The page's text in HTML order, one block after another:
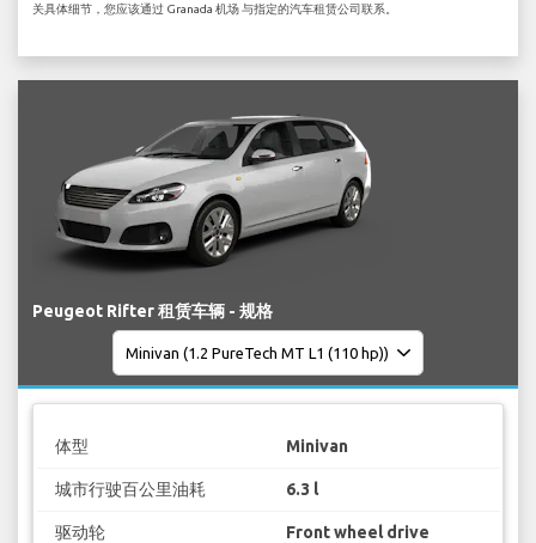
关具体细节，您应该通过 Granada 机场 与指定的汽车租赁公司联系。
Peugeot Rifter 租赁车辆 - 规格
体型 Minivan
城市行驶百公里油耗 6.3 l
驱动轮 Front wheel drive